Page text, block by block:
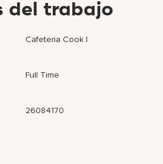
del trabajo
Cafeteria Cook I
Full Time
26084170